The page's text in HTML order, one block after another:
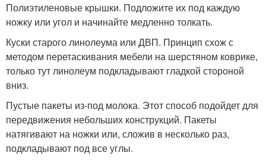
Полиэтиленовые крышки. Подложите их под каждую
ножку или угол и начинайте медленно толкать.
Куски старого линолеума или ДВП. Принцип схож с
методом перетаскивания мебели на шерстяном коврике,
только тут линолеум подкладывают гладкой стороной
вниз.
Пустые пакеты из-под молока. Этот способ подойдет для
передвижения небольших конструкций. Пакеты
натягивают на ножки или, сложив в несколько раз,
подкладывают под все углы.